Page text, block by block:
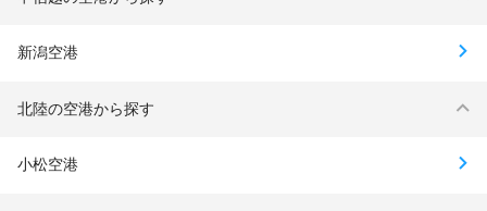
新潟空港
北陸の空港から探す
小松空港